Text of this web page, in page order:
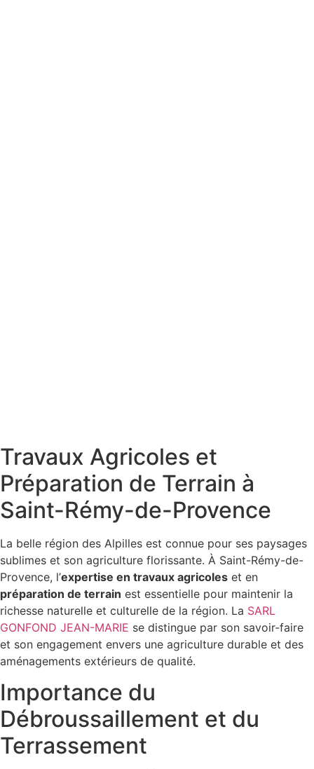
Travaux Agricoles et
Préparation de Terrain à
Saint-Rémy-de-Provence
La belle région des Alpilles est connue pour ses paysages
sublimes et son agriculture florissante. À Saint-Rémy-de-
Provence, l’expertise en travaux agricoles et en
préparation de terrain est essentielle pour maintenir la
richesse naturelle et culturelle de la région. La SARL
GONFOND JEAN-MARIE se distingue par son savoir-faire
et son engagement envers une agriculture durable et des
aménagements extérieurs de qualité.
Importance du
Débroussaillement et du
Terrassement